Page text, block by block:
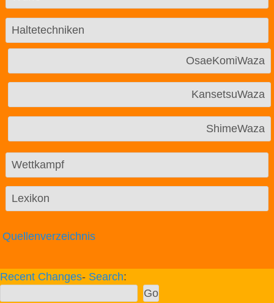
Haltetechniken
OsaeKomiWaza
KansetsuWaza
ShimeWaza
Wettkampf
Lexikon
Quellenverzeichnis
Recent Changes- Search: